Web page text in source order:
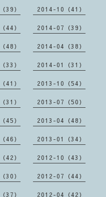
39） 2014-10（41）
44） 2014-07（39）
48） 2014-04（38）
33） 2014-01（31）
41） 2013-10（54）
31） 2013-07（50）
45） 2013-04（48）
46） 2013-01（34）
42） 2012-10（43）
30） 2012-07（44）
37） 2012-04（42）